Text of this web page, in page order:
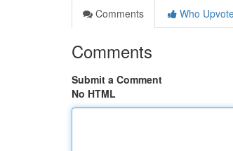
Comments
Who
Comments
Submit a Comment
No HTML